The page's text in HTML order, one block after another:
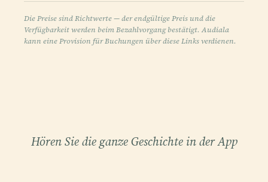
Die Preise sind Richtwerte — der endgültige Preis und die
Verfügbarkeit werden beim Bezahlvorgang bestätigt. Audiala
kann eine Provision für Buchungen über diese Links verdienen.
Hören Sie die ganze Geschichte in der App